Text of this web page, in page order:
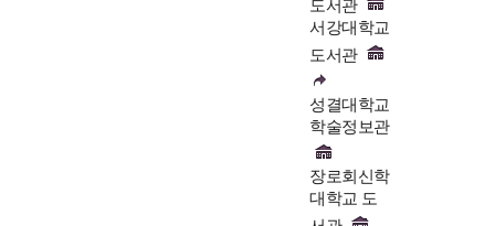
도서관
서강대학교
도서관
성결대학교
학술정보관
장로회신학
대학교 도